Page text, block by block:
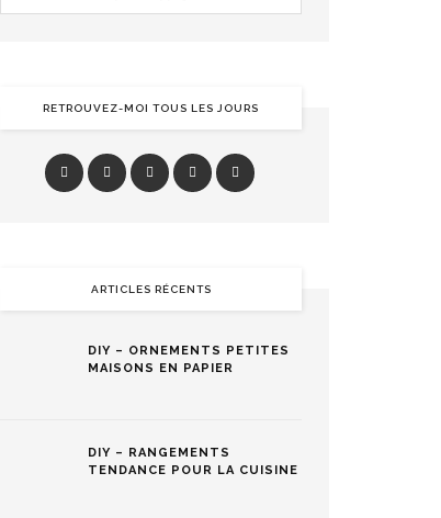
RETROUVEZ-MOI TOUS LES JOURS
ARTICLES RÉCENTS
DIY – ORNEMENTS PETITES
MAISONS EN PAPIER
DIY – RANGEMENTS
TENDANCE POUR LA CUISINE